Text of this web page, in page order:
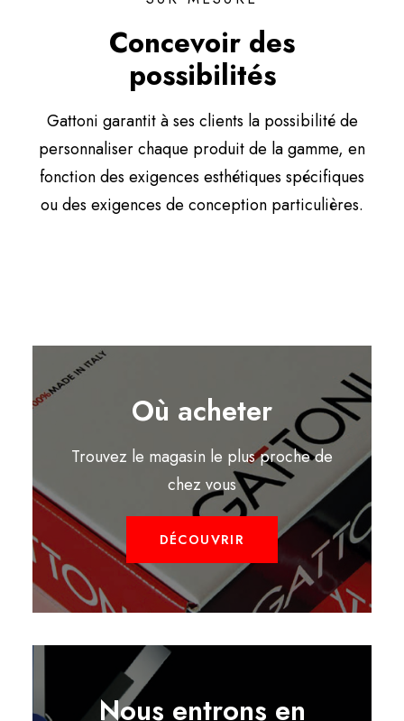
Concevoir des
possibilités
Gattoni garantit à ses clients la possibilité de
personnaliser chaque produit de la gamme, en
fonction des exigences esthétiques spécifiques
ou des exigences de conception particulières.
Où acheter
Trouvez le magasin le plus proche de
chez vous
DÉCOUVRIR
Nous entrons en